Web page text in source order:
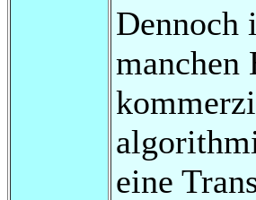
Dennoch
manchen
eine